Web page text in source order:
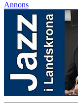
Annons